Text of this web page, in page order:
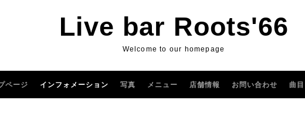
Live bar Roots'66
Welcome to our homepage
ページ インフォメーション 写真 メニュー 店舗情報 お問い合わせ 曲